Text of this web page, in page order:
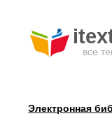
все
Электронная